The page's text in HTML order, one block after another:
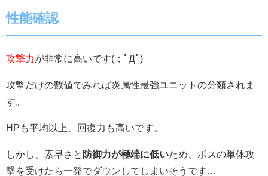
性能確認
攻撃力が非常に高いです(；ﾟДﾟ)
攻撃だけの数値でみれば炎属性最強ユニットの分類されま
す。
HPも平均以上、回復力も高いです。
しかし、素早さと 防御力が極端に低いため、ボスの単体攻
撃を受けたら一発でダウンしてしまいそうです…